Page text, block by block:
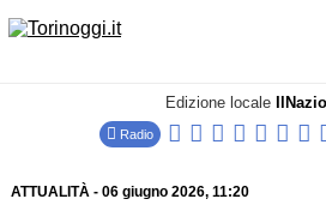
Edizione locale
Radio
ATTUALITÀ- 06 giugno 2026, 11:20